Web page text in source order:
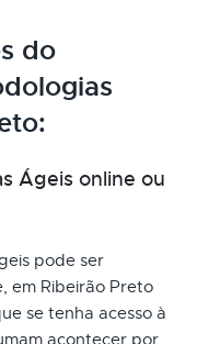
do
Ágeis online ou
pode ser
em Ribeirão Preto
se tenha acesso à
acontecer por